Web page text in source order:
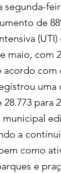
de
maio, com
acordo
uma
para
a
como
e